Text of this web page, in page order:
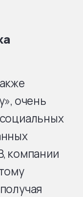
очень
компании